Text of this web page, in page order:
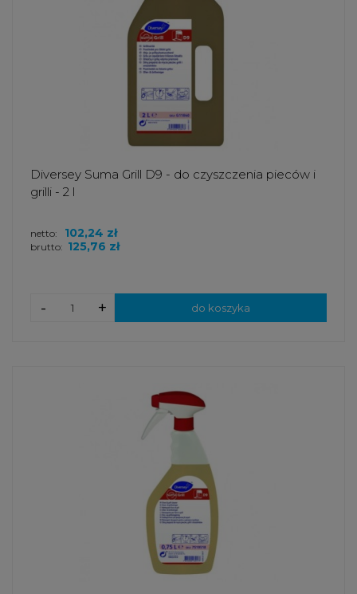
Diversey Suma Grill D9 - do czyszczenia pieców i
grilli - 2 l
brutto: 125,76 zł
netto: 102,24 zł
+
- do koszyka